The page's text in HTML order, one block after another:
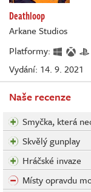
Deathloop
Arkane Studios
Platformy:
Vydání: 14. 9. 2021
Naše recenze
Smyčka, která
Skvělý gunplay
Hráčské invaze
Místy opravdu